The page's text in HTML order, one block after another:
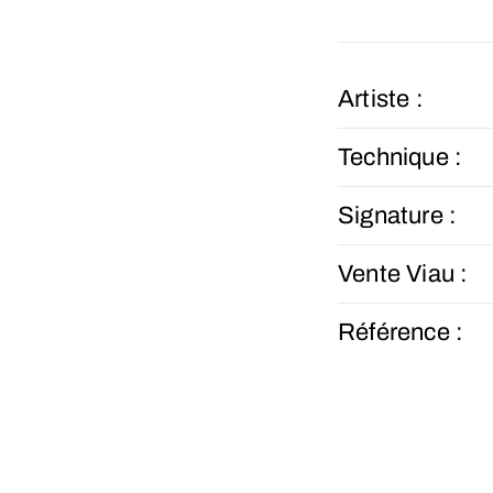
Artiste :
Technique :
Signature :
Vente Viau :
Référence :